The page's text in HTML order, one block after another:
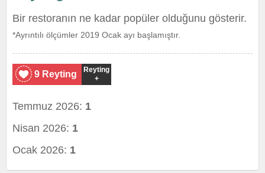
Bir restoranın ne kadar popüler olduğunu gösterir.
*Ayrıntılı ölçümler 2019 Ocak ayı başlamıştır.
9 Reyting
Reyting
+
Temmuz 2026: 1
Nisan 2026: 1
Ocak 2026: 1